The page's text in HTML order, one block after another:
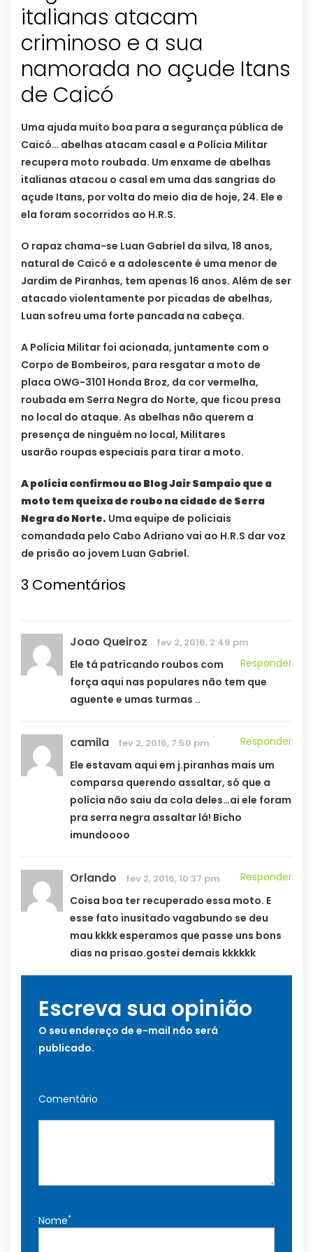
italianas atacam
criminoso e a sua
namorada no açude Itans
de Caicó
Uma ajuda muito boa para a segurança pública de
Caicó… abelhas atacam casal e a Polícia Militar
recupera moto roubada. Um enxame de abelhas
italianas atacou o casal em uma das sangrias do
açude Itans, por volta do meio dia de hoje, 24. Ele e
ela foram socorridos ao H.R.S.
O rapaz chama-se Luan Gabriel da silva, 18 anos,
natural de Caicó e a adolescente é uma menor de
Jardim de Piranhas, tem apenas 16 anos. Além de ser
atacado violentamente por picadas de abelhas,
Luan sofreu uma forte pancada na cabeça.
A Polícia Militar foi acionada, juntamente com o
Corpo de Bombeiros, para resgatar a moto de
placa OWG-3101 Honda Broz, da cor vermelha,
roubada em Serra Negra do Norte, que ficou presa
no local do ataque. As abelhas não querem a
presença de ninguém no local, Militares
usarão roupas especiais para tirar a moto.
A polícia confirmou ao Blog Jair Sampaio que a
moto tem queixa de roubo na cidade de Serra
Negra do Norte. Uma equipe de policiais
comandada pelo Cabo Adriano vai ao H.R.S dar voz
de prisão ao jovem Luan Gabriel.
3 Comentários
Joao Queiroz fev 2, 2016, 2:46 pm
Responder
Ele tá patricando roubos com
força aqui nas populares não tem que
aguente e umas turmas ..
camila fev 2, 2016, 7:50 pm
Responder
Ele estavam aqui em j.piranhas mais um
comparsa querendo assaltar, só que a
polícia não saiu da cola deles…ai ele foram
pra serra negra assaltar lá! Bicho
imundoooo
Orlando fev 2, 2016, 10:37 pm
Responder
Coisa boa ter recuperado essa moto. E
esse fato inusitado vagabundo se deu
mau kkkk esperamos que passe uns bons
dias na prisao.gostei demais kkkkkk
Escreva sua opinião
O seu endereço de e-mail não será
publicado.
Comentário
Nome*